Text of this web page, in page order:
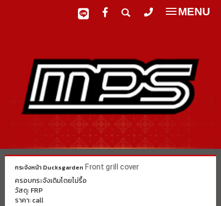
Toggle
MENU
กระจังหน้า Ducksgarden Front grill cover
ครอบกระจังเดิมโดยไม่รื้อ
วัสดุ: FRP
ราคา: call